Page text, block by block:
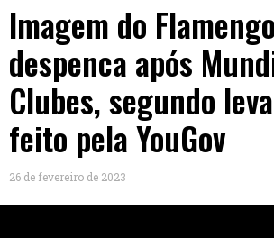
Imagem do Flamengo
despenca após
Clubes, segundo
feito pela YouGov
26 de fevereiro de 2023